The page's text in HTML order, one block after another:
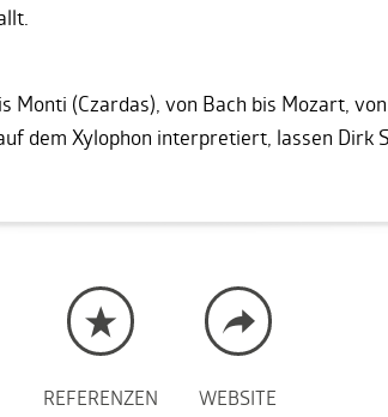
Monti (Czardas), von Bach bis Mozart, von
dem Xylophon interpretiert, lassen Dirk
REFERENZEN WEBSITE